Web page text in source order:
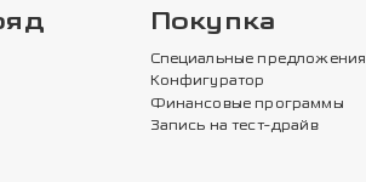
Покупка
Специальные предложения
Конфигуратор
Финансовые программы
Запись на тест-драйв